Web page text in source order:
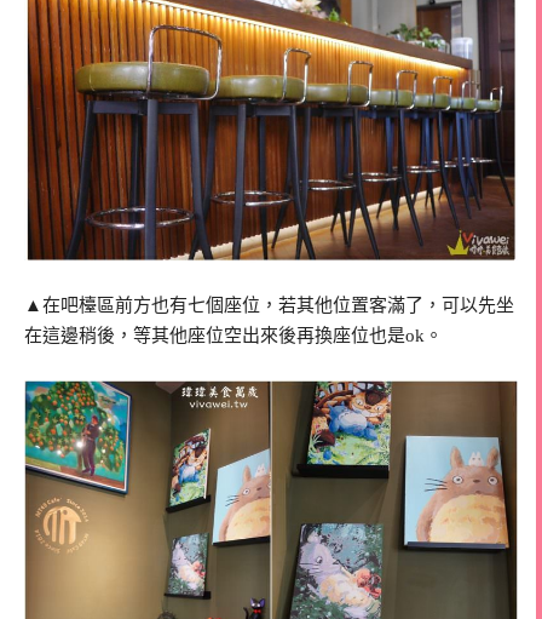
▲在吧檯區前方也有七個座位，若其他位置客滿了，可以先坐
在這邊稍後，等其他座位空出來後再換座位也是ok。